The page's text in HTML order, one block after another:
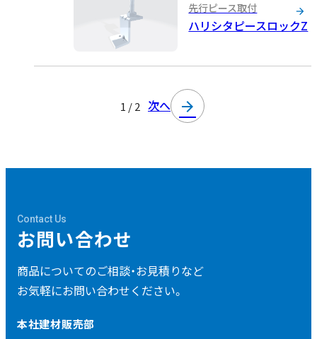
先行ピース取付
ハリシタピースロックZ
1 / 2 次へ arrow_forward
Contact Us
お問い合わせ
商品についてのご相談・お見積りなど
お気軽にお問い合わせください。
本社建材販売部